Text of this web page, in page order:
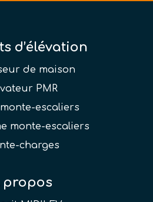
d’élévation
de maison
PMR
escaliers
monte-escaliers
charges
propos